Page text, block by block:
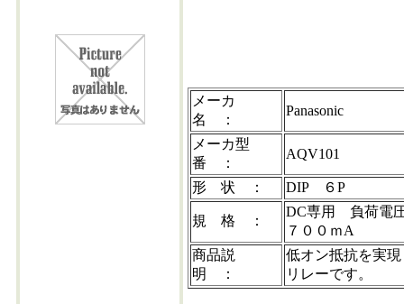
メーカ
名 ：
Panasonic
メーカ型
番 ：
AQV101
形 状 ： DIP ６P
規 格 ：
DC専用 負荷電
７００ｍA
商品説
明 ：
低オン抵抗を実
リレーです。